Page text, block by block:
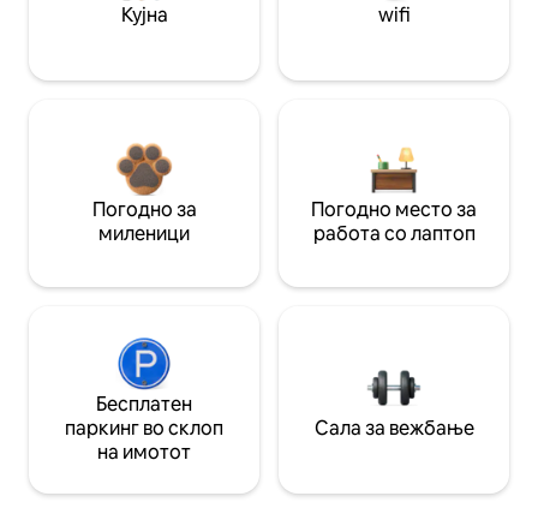
Кујна wifi
Погодно за
миленици
Погодно место за
работа со лаптоп
Бесплатен
паркинг во склоп
на имотот
Сала за вежбање